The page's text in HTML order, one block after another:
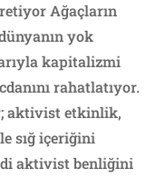
Ağaçların
yok
kapitalizmi
rahatlatıyor.
aktivist etkinlik,
sığ içeriğini
aktivist benliğini